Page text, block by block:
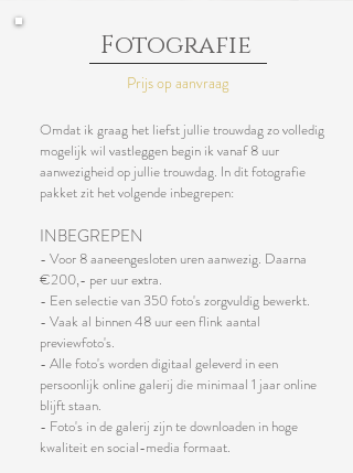
Fotografie
Prijs op aanvraag
Omdat ik graag het liefst jullie trouwdag zo volledig
mogelijk wil vastleggen begin ik vanaf 8 uur
aanwezigheid op jullie trouwdag. In dit fotografie
pakket zit het volgende inbegrepen:
INBEGREPEN
- Voor 8 aaneengesloten uren aanwezig. Daarna
€200,- per uur extra.
- Een selectie van 350 foto's zorgvuldig bewerkt.
- Vaak al binnen 48 uur een flink aantal
previewfoto's.
- Alle foto's worden digitaal geleverd in een
persoonlijk online galerij die minimaal 1 jaar online
blijft staan.
- Foto's in de galerij zijn te downloaden in hoge
kwaliteit en social-media formaat.